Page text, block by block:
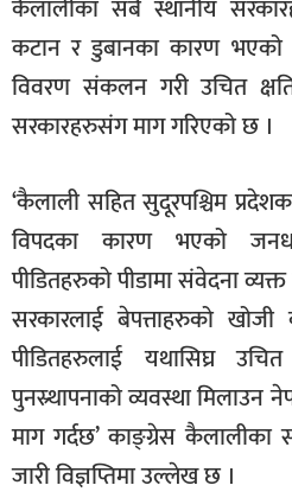
कैलालीका सबै स्थानीय
कटान र डुबानका कारण भएको
विवरण संकलन गरी उचित
सरकारहरुसंग माग गरिएको छ ।
‘कैलाली सहित सुदूरपश्चिम
विपदका कारण भएको
पीडितहरुको पीडामा संवेदना
सरकारलाई बेपत्ताहरुको खोजी
पीडितहरुलाई यथासिघ्र
पुनस्र्थापनाको व्यवस्था मिलाउन
माग गर्दछ’ काङ्ग्रेस कैलालीका
जारी विज्ञप्तिमा उल्लेख छ ।